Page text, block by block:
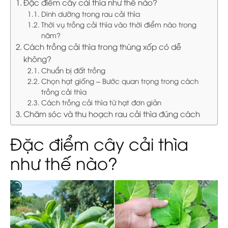
Đặc điểm cây cải thìa như thế nào?
Dinh dưỡng trong rau cải thìa
Thời vụ trồng cải thìa vào thời điểm nào trong
năm?
Cách trồng cải thìa trong thùng xốp có dễ
không?
Chuẩn bị đất trồng
Chọn hạt giống – Bước quan trọng trong cách
trồng cải thìa
Cách trồng cải thìa từ hạt đơn giản
Chăm sóc và thu hoạch rau cải thìa đúng cách
Đặc điểm cây cải thìa
như thế nào?